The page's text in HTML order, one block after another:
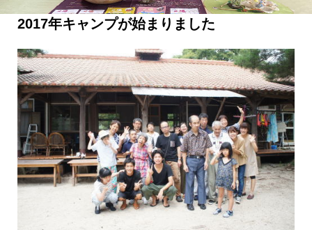
2017年キャンプが始まりました